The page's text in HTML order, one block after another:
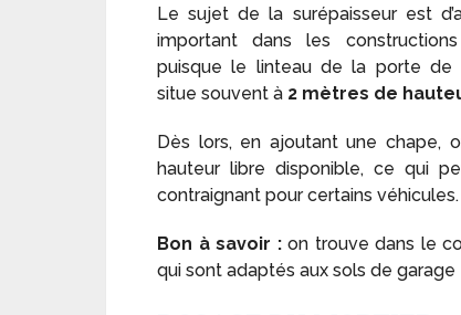
Le sujet de la surépaisseur est
important dans les
puisque le linteau de la porte de
situe souvent à 2 mètres de
Dès lors, en ajoutant une chape,
hauteur libre disponible, ce qui
contraignant pour certains véhicules.
Bon à savoir :on trouve dans le
qui sont adaptés aux sols de garage